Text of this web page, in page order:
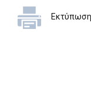
Εκτύπωση